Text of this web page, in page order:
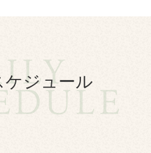
ケジュール